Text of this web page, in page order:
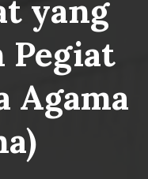
yang
Pegiat
Agama